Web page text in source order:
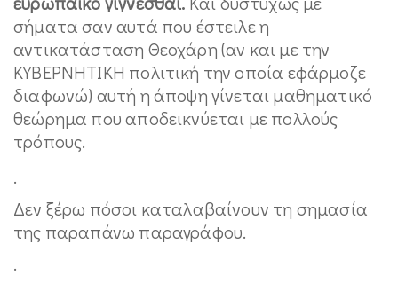
σήματα σαν αυτά που έστειλε η
αντικατάσταση Θεοχάρη (αν και με την
ΚΥΒΕΡΝΗΤΙΚΗ πολιτική την οποία εφάρμοζε
διαφωνώ) αυτή η άποψη γίνεται μαθηματικό
θεώρημα που αποδεικνύεται με πολλούς
τρόπους.
.
Δεν ξέρω πόσοι καταλαβαίνουν τη σημασία
της παραπάνω παραγράφου.
.